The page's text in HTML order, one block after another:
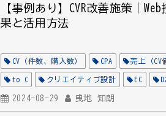
【事例あり】CVR改善施策｜
果と活用方法
CV（件数、購入数） CPA 売上（CV
to C クリエイティブ設計 EC
顧客体験 全業種 全媒体
2024-08-29 曵地 知朗